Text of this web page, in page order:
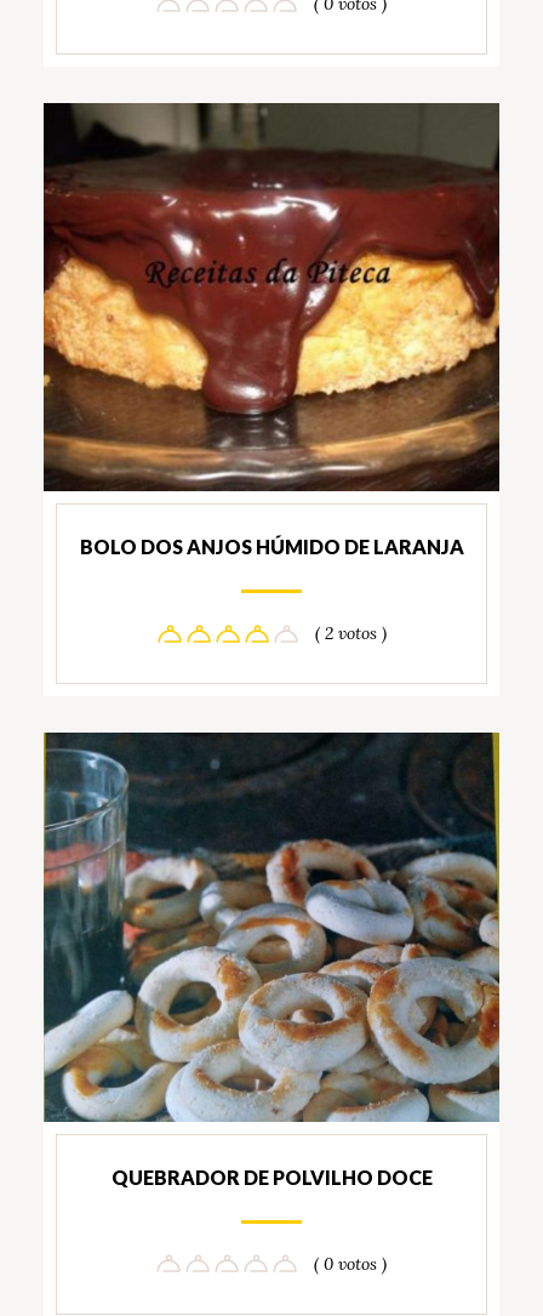
BOLO DOS ANJOS HÚMIDO DE LARANJA
( 2 votos )
QUEBRADOR DE POLVILHO DOCE
( 0 votos )